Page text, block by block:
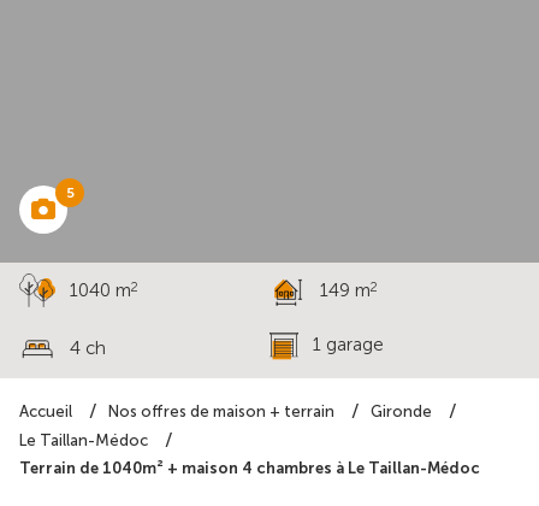
Accueil Nos offres de maison + terrain
Gironde
Le Taillan-Médoc
Terrain de 1040m² + maison 4 chambres à Le Taillan-Médoc
5
1040 m2 149 m2
4 ch 1 garage